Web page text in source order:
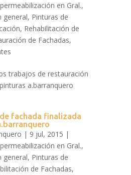
en Gral.,
general, Pinturas de
, Rehabilitación de
de Fachadas,
trabajos de restauración
a.barranquero
fachada finalizada
| 9 jul, 2015 |
en Gral.,
general, Pinturas de
de Fachadas,